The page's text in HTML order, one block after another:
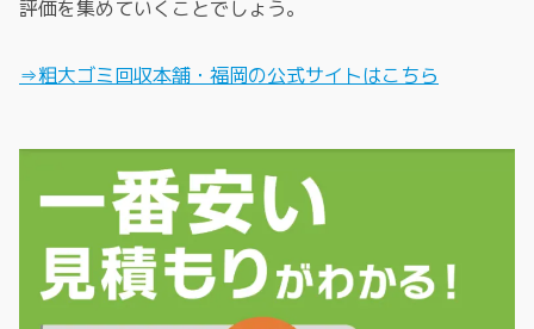
評価を集めていくことでしょう。
⇒粗大ゴミ回収本舗・福岡の公式サイトはこちら